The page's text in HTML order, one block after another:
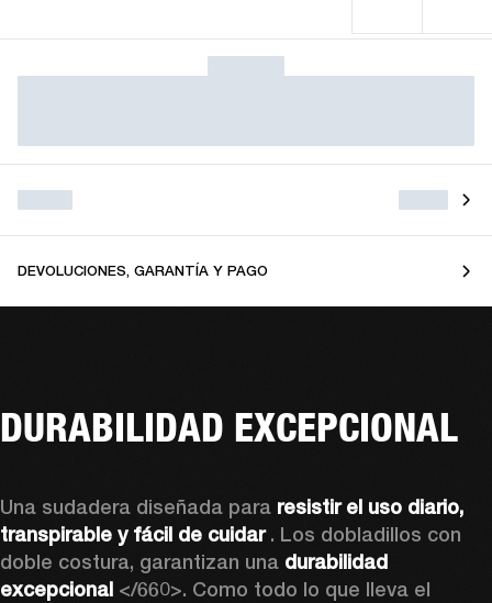
DEVOLUCIONES, GARANTÍA Y PAGO
DURABILIDAD EXCEPCIONAL
Una sudadera diseñada para resistir el uso diario,
transpirable y fácil de cuidar . Los dobladillos con
doble costura, garantizan una durabilidad
excepcional </660>. Como todo lo que lleva el